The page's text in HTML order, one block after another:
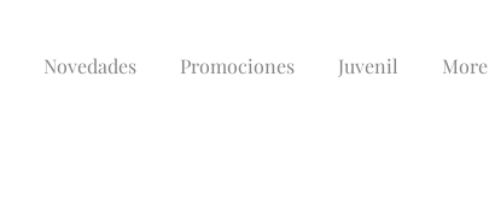
Novedades Promociones Juvenil More